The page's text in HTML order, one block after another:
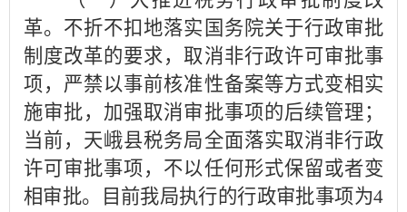
革。不折不扣地落实国务院关于行政审批
制度改革的要求，取消非行政许可审批事
项，严禁以事前核准性备案等方式变相实
施审批，加强取消审批事项的后续管理；
当前，天峨县税务局全面落实取消非行政
许可审批事项，不以任何形式保留或者变
相审批。目前我局执行的行政审批事项为4